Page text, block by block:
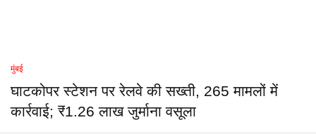
मुंबई
घाटकोपर स्टेशन पर रेलवे की सख्ती, 265 मामलों में
कार्रवाई; ₹1.26 लाख जुर्माना वसूला